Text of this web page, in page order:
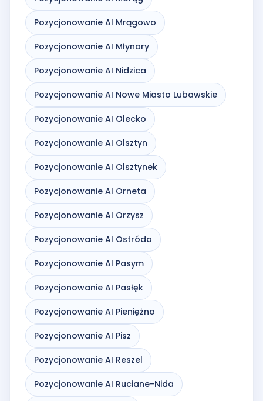
Pozycjonowanie AI Mrągowo
Pozycjonowanie AI Młynary
Pozycjonowanie AI Nidzica
Pozycjonowanie AI Nowe Miasto Lubawskie
Pozycjonowanie AI Olecko
Pozycjonowanie AI Olsztyn
Pozycjonowanie AI Olsztynek
Pozycjonowanie AI Orneta
Pozycjonowanie AI Orzysz
Pozycjonowanie AI Ostróda
Pozycjonowanie AI Pasym
Pozycjonowanie AI Pasłęk
Pozycjonowanie AI Pieniężno
Pozycjonowanie AI Pisz
Pozycjonowanie AI Reszel
Pozycjonowanie AI Ruciane-Nida